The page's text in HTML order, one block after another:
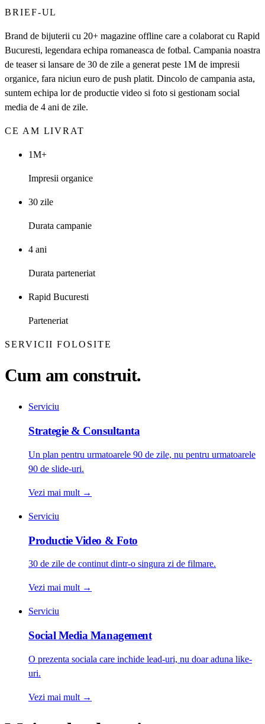
BRIEF-UL
Brand de bijuterii cu 20+ magazine offline care a colaborat cu Rapid
Bucuresti, legendara echipa romaneasca de fotbal. Campania noastra
de teaser si lansare de 30 de zile a generat peste 1M de impresii
organice, fara niciun euro de push platit. Dincolo de campania asta,
suntem echipa lor de productie video si foto si gestionam social
media de 4 ani de zile.
CE AM LIVRAT
1M+
Impresii organice
30 zile
Durata campanie
4 ani
Durata parteneriat
Rapid Bucuresti
Parteneriat
SERVICII FOLOSITE
Cum am construit.
Serviciu
Strategie & Consultanta
Un plan pentru urmatoarele 90 de zile, nu pentru urmatoarele
90 de slide-uri.
Vezi mai mult →
Serviciu
Productie Video & Foto
30 de zile de continut dintr-o singura zi de filmare.
Vezi mai mult →
Serviciu
Social Media Management
O prezenta sociala care inchide lead-uri, nu doar aduna like-
uri.
Vezi mai mult →